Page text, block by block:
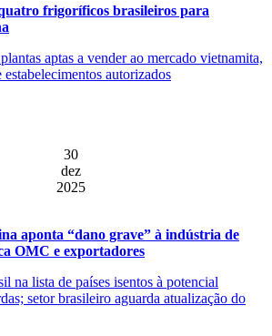
frigoríficos brasileiros para
aptas a vender ao mercado vietnamita,
autorizados
30
dez
2025
aponta “dano grave” à indústria de
OMC e exportadores
na lista de países isentos à potencial
setor brasileiro aguarda atualização do